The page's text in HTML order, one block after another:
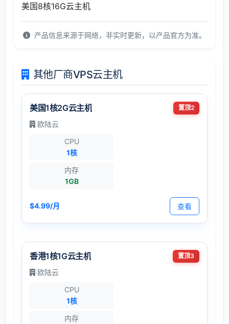
美国8核16G云主机
产品信息来源于网络，非实时更新，以产品官方为准。
其他厂商VPS云主机
美国1核2G云主机 置顶2
欧陆云
CPU
1核
内存
1GB
$4.99/月 查看
香港1核1G云主机 置顶3
欧陆云
CPU
1核
内存